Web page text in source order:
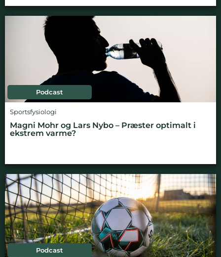
Podcast
Sportsfysiologi
Magni Mohr og Lars Nybo – Præster optimalt i
ekstrem varme?
Podcast